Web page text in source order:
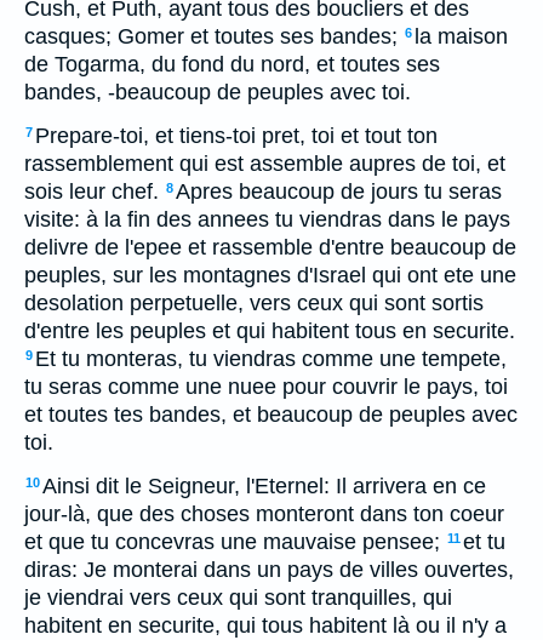
Cush, et Puth, ayant tous des boucliers et des
casques; Gomer et toutes ses bandes; 6 la maison
de Togarma, du fond du nord, et toutes ses
bandes, -beaucoup de peuples avec toi.
7 Prepare-toi, et tiens-toi pret, toi et tout ton
rassemblement qui est assemble aupres de toi, et
sois leur chef. 8Apres beaucoup de jours tu seras
visite: à la fin des annees tu viendras dans le pays
delivre de l'epee et rassemble d'entre beaucoup de
peuples, sur les montagnes d'Israel qui ont ete une
desolation perpetuelle, vers ceux qui sont sortis
d'entre les peuples et qui habitent tous en securite.
9 Et tu monteras, tu viendras comme une tempete,
tu seras comme une nuee pour couvrir le pays, toi
et toutes tes bandes, et beaucoup de peuples avec
toi.
10Ainsi dit le Seigneur, l'Eternel: Il arrivera en ce
jour-là, que des choses monteront dans ton coeur
et que tu concevras une mauvaise pensee; 11et tu
diras: Je monterai dans un pays de villes ouvertes,
je viendrai vers ceux qui sont tranquilles, qui
habitent en securite, qui tous habitent là ou il n'y a